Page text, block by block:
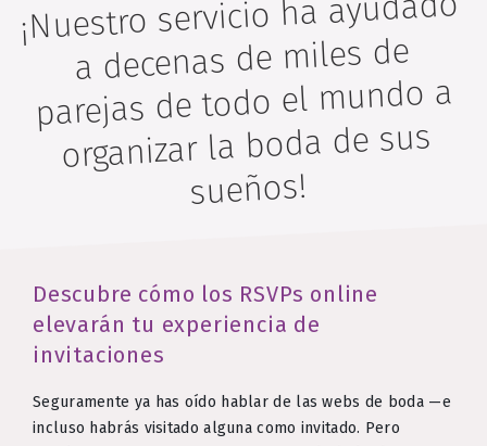
¡Nuestro servicio ha ayudado
a decenas de miles de
parejas de todo el mundo a
organizar la boda de sus
sueños!
Descubre cómo los RSVPs online
elevarán tu experiencia de
invitaciones
Seguramente ya has oído hablar de las webs de boda —e
incluso habrás visitado alguna como invitado. Pero